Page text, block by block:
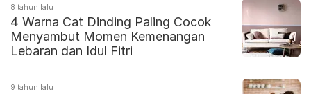
8 tahun lalu
4 Warna Cat Dinding Paling Cocok
Menyambut Momen Kemenangan
Lebaran dan Idul Fitri
9 tahun lalu